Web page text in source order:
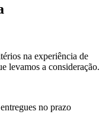
na experiência de
levamos a consideração.
no prazo